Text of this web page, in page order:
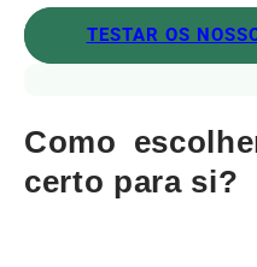
TESTAR OS
Como
certo para si?